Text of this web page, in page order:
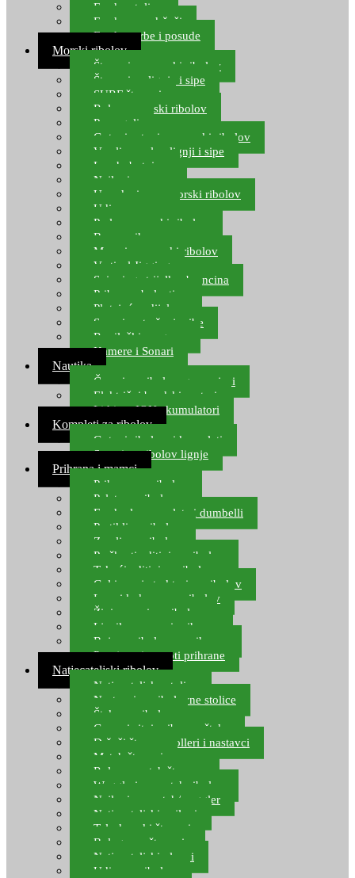
Feeder stolice
Feeder arm držači
Feeder torbe i posude
Morski ribolov
Štapovi za morski ribolov
Štapovi za lignje i sipe
SURF štapovi
Role za morski ribolov
Parangali
Gotovi setovi za morski ribolov
Varalice za lov lignji i sipe
Lov hobotnice
Najloni za more
Upredenice za morski ribolov
Udice za more
Perle za morski ribolov
Brum prihrana za more
Mamci za morski ribolov
Vertical Jigging
Spinning strijelke, brancina
Pribor za bolentino
Plutajuća odijela
Sonari za traženje ribe
Ronilački program
Kamere i Sonari
Nautika
Čamci za ribolov, gumenjaci
Električni brodski motori
Lithium ION akumulatori
Kompleti za ribolov
Gotovi ribolovni kompleti
Setovi za ribolov lignje
Prihrana i mamci
Prihrana za ribolov
Pelete za ribolov
Feeder lovne pelete i dumbelli
Partikli za ribolov
Zemlja za ribolov
Praškasti aditivi za ribolov
Tekući aditivi za ribolov
Gel i sprej atraktori za ribolov
Lovni kukuruz za ribolov
Živi mamci za ribolov
Ljepilo za crve i prihranu
Boje za ribolovnu prihranu
Provjereni recepti prihrane
Natjecateljski ribolov
Natjecateljske stolice
Nastavci za ribolovne stolice
Šteke za ribolov
Gume i sitni pribor za šteku
Držači štapova rolleri i nastavci
Match štapovi
Role za match štapove
Waggleri za match ribolov
Najloni za match/waggler
Natjecateljski najloni
Teleskopski štapovi
Bolognese štapovi
Natjecateljski plovci
Udice za ribolov